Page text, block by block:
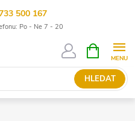
500 167
Po - Ne 7 - 20
HLEDAT
NÁKUPNÍ
KOŠÍK